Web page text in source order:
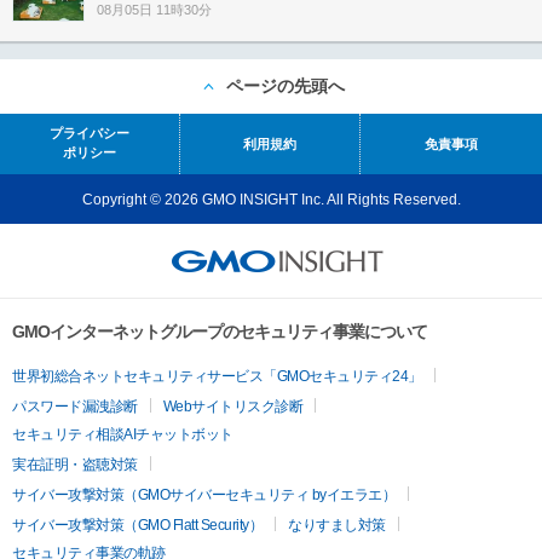
08月05日 11時30分
ページの先頭へ
プライバシー
ポリシー
利用規約 免責事項
Copyright © 2026 GMO INSIGHT Inc. All Rights Reserved.
GMOインターネットグループのセキュリティ事業について
世界初総合ネットセキュリティサービス「GMOセキュリティ24」
パスワード漏洩診断
Webサイトリスク診断
セキュリティ相談AIチャットボット
実在証明・盗聴対策
サイバー攻撃対策（GMOサイバーセキュリティ byイエラエ）
サイバー攻撃対策（GMO Flatt Security）
なりすまし対策
セキュリティ事業の軌跡